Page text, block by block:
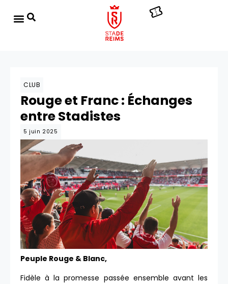
CLUB
Rouge et Franc : Échanges
entre Stadistes
5 juin 2025
Peuple Rouge & Blanc,
Fidèle à la promesse passée ensemble avant les